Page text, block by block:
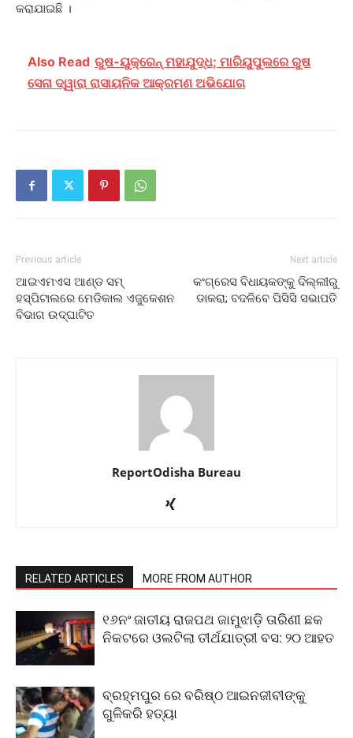
କରାଯାଇଛି ।
Also Read ରୁଷ-ୟୁକ୍ରେନ୍‌ ମହାଯୁଦ୍ଧ; ମାରିୟୁପୁଲରେ ରୁଷ
ସେନା ଦ୍ୱାରା ରାସାୟନିକ ଆକ୍ରମଣ ଅଭିଯୋଗ
Previous article
ଆଇଏମଏସ ଆଣ୍ଡ ସମ୍
ହସ୍ପିଟାଲରେ ମେଡିକାଲ ଏଜୁକେଶନ
ବିଭାଗ ଉଦ୍‌ଘାଟିତ
Next article
କଂଗ୍ରେସ ବିଧାୟକଙ୍କୁ ଦିଲ୍ଲୀରୁ
ଡାକରା; ବଦଳିବେ ପିସିସି ସଭାପତି
ReportOdisha Bureau
RELATED ARTICLES MORE FROM AUTHOR
୧୬ନଂ ଜାତୀୟ ରାଜପଥ ଜାମୁଝାଡ଼ି ତାରିଣୀ ଛକ
ନିକଟରେ ଓଲଟିଲା ତୀର୍ଥଯାତ୍ରୀ ବସ: ୨୦ ଆହତ
ବ୍ରହ୍ମପୁର ରେ ବରିଷ୍ଠ ଆଇନଜୀବୀଙ୍କୁ
ଗୁଳିକରି ହତ୍ୟା